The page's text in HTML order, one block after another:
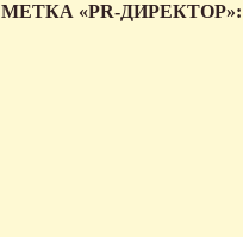
МЕТКА «PR-